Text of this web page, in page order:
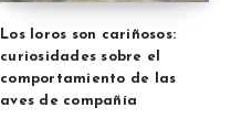
Los loros son cariñosos:
curiosidades sobre el
comportamiento de las
aves de compañía